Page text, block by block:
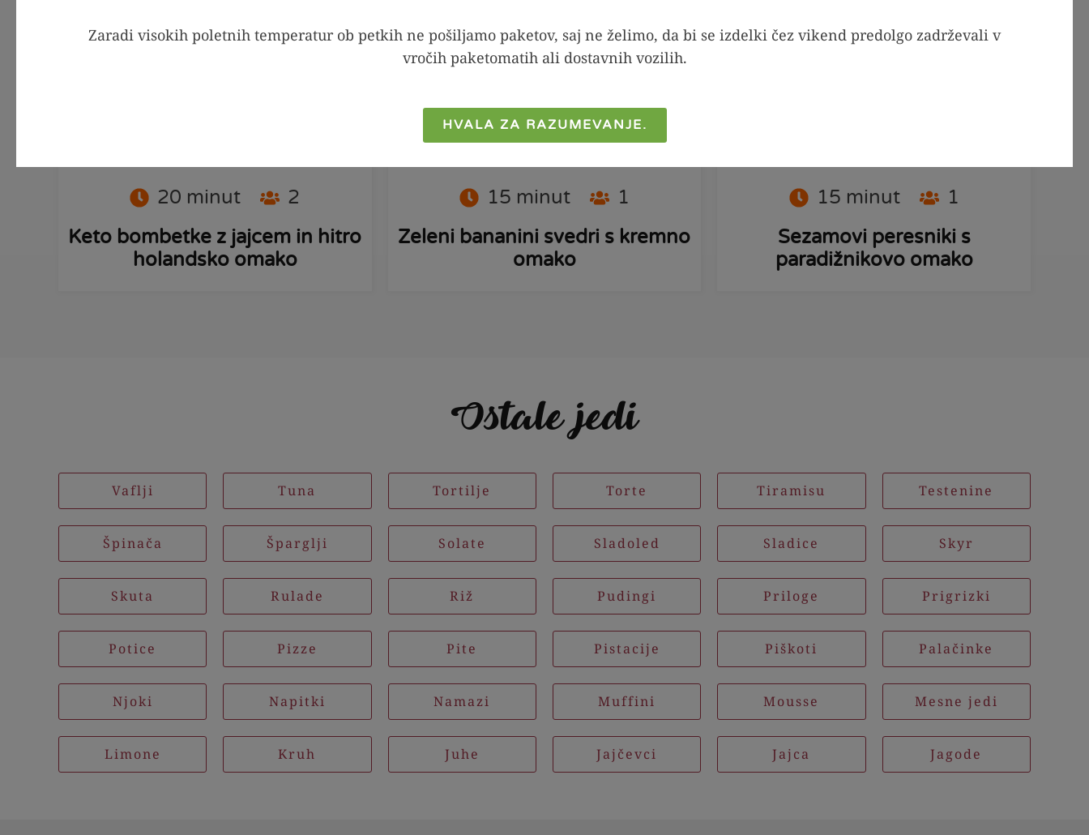
20 minut
2
Keto bombetke z jajcem in hitro
holandsko omako
15 minut
1
Zeleni bananini svedri s kremno
omako
15 minut
1
Sezamovi peresniki s
paradižnikovo omako
Ostale jedi
Vaflji Tuna Tortilje Torte Tiramisu Testenine
Špinača Šparglji Solate Sladoled Sladice Skyr
Skuta Rulade Riž Pudingi Priloge Prigrizki
Potice Pizze Pite Pistacije Piškoti Palačinke
Njoki Napitki Namazi Muffini Mousse Mesne jedi
Limone Kruh Juhe Jajčevci Jajca Jagode
Zaradi visokih poletnih temperatur ob petkih ne pošiljamo paketov, saj ne želimo, da bi se izdelki čez vikend predolgo zadrževali v
vročih paketomatih ali dostavnih vozilih.
HVALA ZA RAZUMEVANJE.